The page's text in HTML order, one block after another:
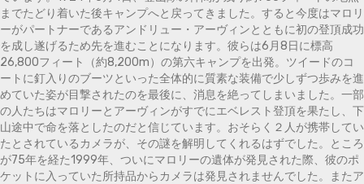
までたどり着いた後キャンプへと戻ってきました。すると今度はマロリ
ーがパートナーであるアンドリュー・アーヴィンとともに初の登頂成功
を成し遂げるため先を進むことになります。彼らは6月8日に標高
26,800フィート（約8,200m）の第六キャンプを出発。ツイードのコ
ートに釘入りのブーツといった全体的に質素な装備で少しずつ歩みを進
めていた姿が目撃されたのを最後に、消息を絶ってしまいました。一部
の人たちはマロリーとアーヴィンがすでにエベレスト登頂を果たし、下
山途中で命を落としたのだと信じています。おそらく２人が携帯してい
たとされているカメラが、その謎を解明してくれるはずでした。ところ
が75年を経た1999年、ついにマロリーの遺体が発見された際、彼のポ
ケットに入っていた所持品からカメラは発見されませんでした。またア